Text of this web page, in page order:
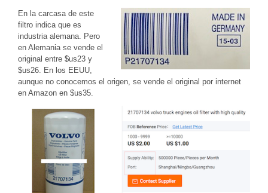
En la carcasa de este
filtro indica que es
industria alemana. Pero
en Alemania se vende el
original entre $us23 y
$us26. En los EEUU,
aunque no conocemos el origen, se vende el original por internet
en Amazon en $us35.